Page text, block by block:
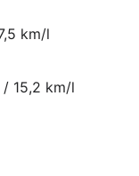
km/l
15,2 km/l